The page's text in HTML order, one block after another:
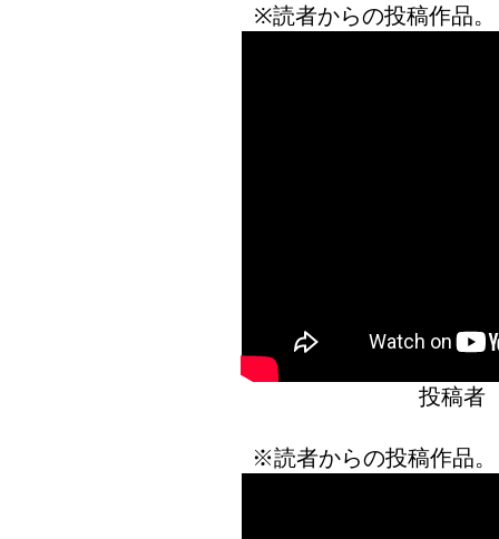
※読者からの投稿作品
投稿
※読者からの投稿作品